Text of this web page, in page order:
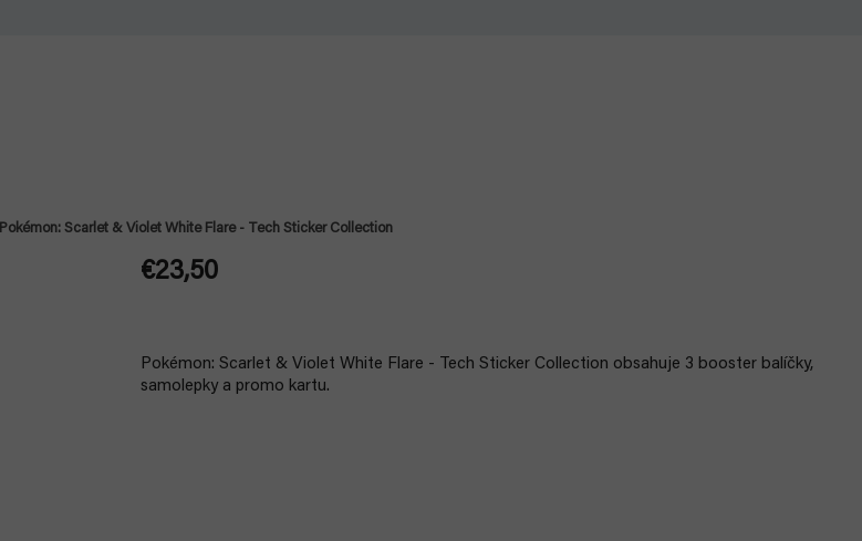
Pokémon: Scarlet & Violet White Flare - Tech Sticker Collection
€23,50
Pokémon: Scarlet & Violet White Flare - Tech Sticker Collection obsahuje 3 booster balíčky,
samolepky a promo kartu.